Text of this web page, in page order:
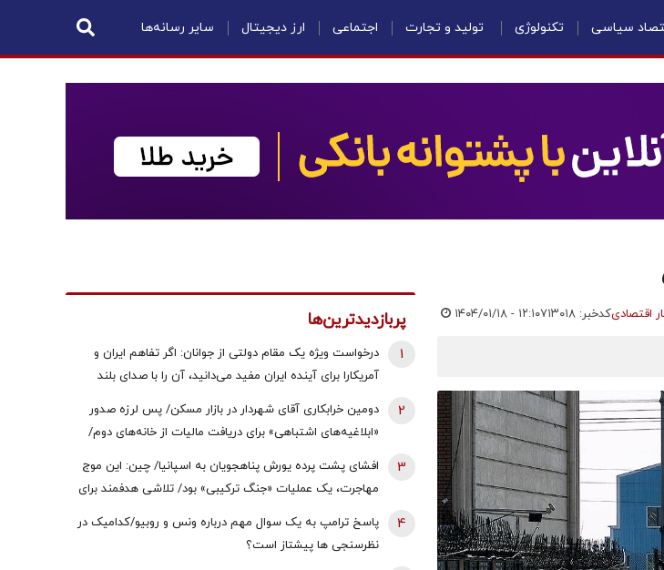
سیاسی تکنولوژی تولید و تجارت اجتماعی ارز دیجیتال سایر رسانه‌ها
اقتصادیکدخبر: ۷۱۳۰۱۸ ۱۴۰۴/۰۱/۱۸ - ۱۲:۱۰ پربازدیدترین‌ها
درخواست ویژه یک مقام دولتی از جوانان: اگر تفاهم ایران و
آمریکارا برای آینده ایران مفید می‌دانید، آن را با صدای بلند
1
دومین خرابکاری آقای شهردار در بازار مسکن/ پس لرزه صدور
«ابلاغیه‌های اشتباهی» برای دریافت مالیات از خانه‌‌های دوم/
2
افشای پشت پرده یورش پناهجویان به اسپانیا/ چین: این موج
مهاجرت، یک عملیات «جنگ ترکیبی» بود/ تلاشی هدفمند برای
3
پاسخ ترامپ به یک سوال مهم درباره ونس و روبیو/کدامیک در
نظرسنجی ها پیشتاز است؟
4